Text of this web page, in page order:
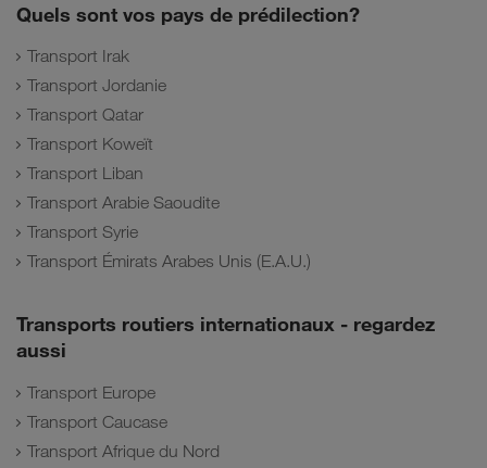
Quels sont vos pays de prédilection?
Transport Irak
Transport Jordanie
Transport Qatar
Transport Koweït
Transport Liban
Transport Arabie Saoudite
Transport Syrie
Transport Émirats Arabes Unis (E.A.U.)
Transports routiers internationaux - regardez
aussi
Transport Europe
Transport Caucase
Transport Afrique du Nord